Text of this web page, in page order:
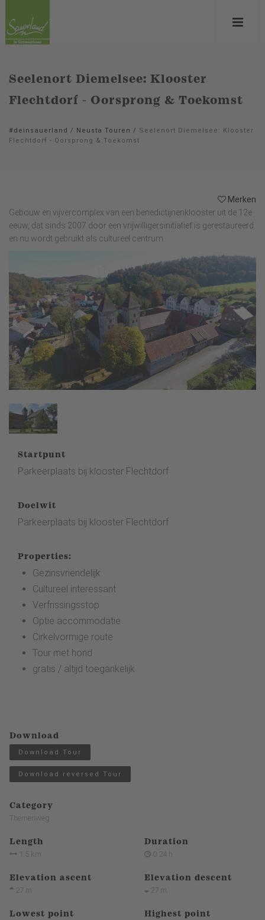
Seelenort Diemelsee: Klooster
Flechtdorf - Oorsprong & Toekomst
#deinsauerland / Neusta Touren / Seelenort Diemelsee: Klooster
Flechtdorf - Oorsprong & Toekomst
Merken
Gebouw en vijvercomplex van een benedictijnenklooster uit de 12e
eeuw, dat sinds 2007 door een vrijwilligersinitiatief is gerestaureerd
en nu wordt gebruikt als cultureel centrum.
Startpunt
Parkeerplaats bij klooster Flechtdorf
Doelwit
Parkeerplaats bij klooster Flechtdorf
Properties:
Gezinsvriendelijk
Cultureel interessant
Verfrissingsstop
Optie accommodatie
Cirkelvormige route
Tour met hond
gratis / altijd toegankelijk
Download
Download Tour
Download reversed Tour
Category
Themenweg
Length
1.5 km
Duration
0:24 h
Elevation ascent
27 m
Elevation descent
27 m
Lowest point Highest point